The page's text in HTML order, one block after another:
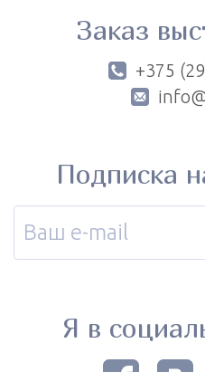
Заказ
+375
Подписка
Я в